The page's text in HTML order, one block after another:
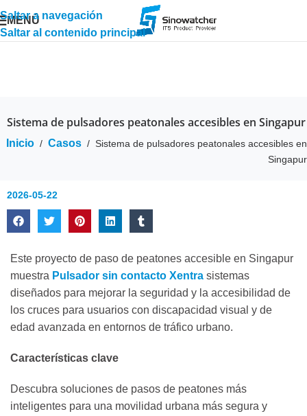
Saltar a navegación
Saltar al contenido principal
MENÚ
Sistema de pulsadores peatonales accesibles en Singapur
Inicio / Casos / Sistema de pulsadores peatonales accesibles en
Singapur
2026-05-22
Este proyecto de paso de peatones accesible en Singapur
muestra Pulsador sin contacto Xentra sistemas
diseñados para mejorar la seguridad y la accesibilidad de
los cruces para usuarios con discapacidad visual y de
edad avanzada en entornos de tráfico urbano.
Características clave
Descubra soluciones de pasos de peatones más
inteligentes para una movilidad urbana más segura y